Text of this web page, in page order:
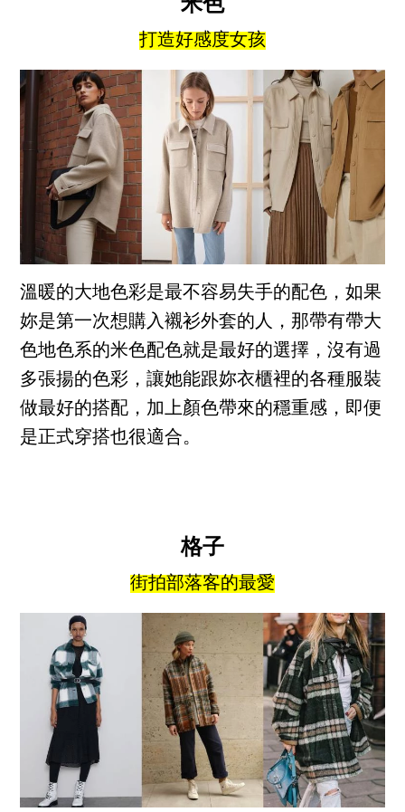
打造好感度女孩
溫暖的大地色彩是最不容易失手的配色，如果
妳是第一次想購入襯衫外套的人，那帶有帶大
色地色系的米色配色就是最好的選擇，沒有過
多張揚的色彩，讓她能跟妳衣櫃裡的各種服裝
做最好的搭配，加上顏色帶來的穩重感，即便
是正式穿搭也很適合。
格子
街拍部落客的最愛